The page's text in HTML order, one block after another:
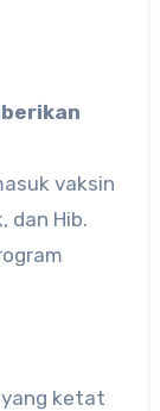
vaksin
dan Hib.
yang ketat